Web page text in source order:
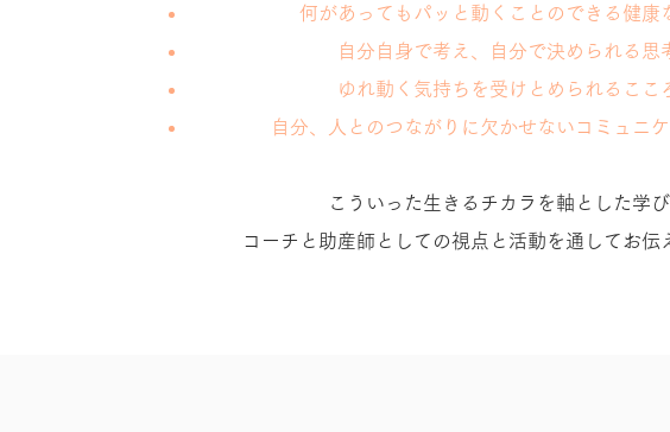
何があってもパッと動くことのできる健康
自分自身で考え、自分で決められる思
ゆれ動く気持ちを受けとめられるここ
自分、人とのつながりに欠かせないコミュニ
こういった生きるチカラを軸とした学
コーチと助産師としての視点と活動を通してお伝